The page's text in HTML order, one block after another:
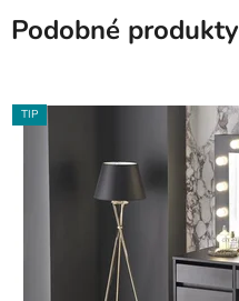
Podobné produkty
TIP